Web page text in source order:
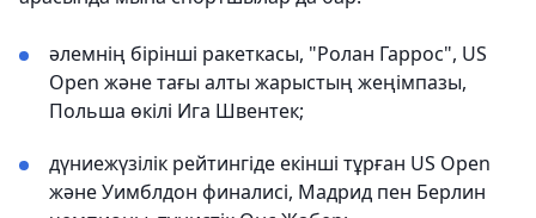
әлемнің бірінші ракеткасы, "Ролан Гаррос", US
Open және тағы алты жарыстың жеңімпазы,
Польша өкілі Ига Швентек;
дүниежүзілік рейтингіде екінші тұрған US Open
және Уимблдон финалисі, Мадрид пен Берлин